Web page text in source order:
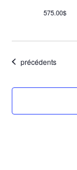
575.00$
Évènements
précédents